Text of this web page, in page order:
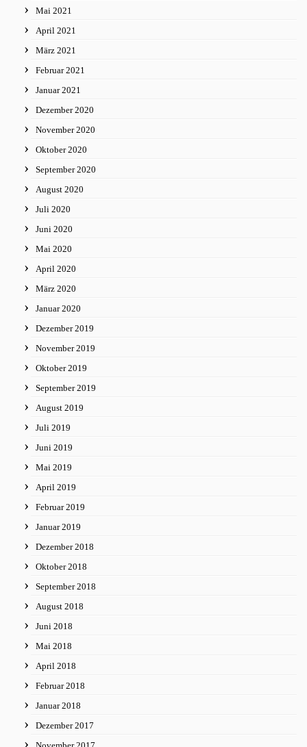
Mai 2021
April 2021
März 2021
Februar 2021
Januar 2021
Dezember 2020
November 2020
Oktober 2020
September 2020
August 2020
Juli 2020
Juni 2020
Mai 2020
April 2020
März 2020
Januar 2020
Dezember 2019
November 2019
Oktober 2019
September 2019
August 2019
Juli 2019
Juni 2019
Mai 2019
April 2019
Februar 2019
Januar 2019
Dezember 2018
Oktober 2018
September 2018
August 2018
Juni 2018
Mai 2018
April 2018
Februar 2018
Januar 2018
Dezember 2017